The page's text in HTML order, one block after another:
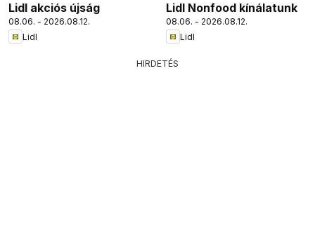
Lidl akciós újság
08.06. - 2026.08.12.
Lidl
Lidl Nonfood kínálatunk
08.06. - 2026.08.12.
Lidl
HIRDETÉS